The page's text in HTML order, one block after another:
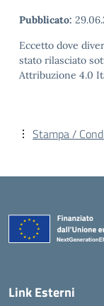
Pubblicato:
Eccetto dove
stato rilasciato
Attribuzione 4.0
Stampa /
Link Esterni